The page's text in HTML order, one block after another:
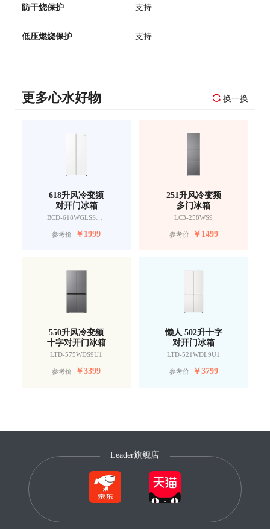
防干烧保护 支持
低压燃烧保护 支持
更多心水好物 换一换
618升风冷变频
对开门冰箱
BCD-618WGLSSEDW9
参考价 ￥1999
251升风冷变频
多门冰箱
LC3-258WS9
参考价 ￥1499
550升风冷变频
十字对开门冰箱
LTD-575WDS9U1
参考价 ￥3399
懒人 502升十字
对开门冰箱
LTD-521WDL9U1
参考价 ￥3799
Leader旗舰店